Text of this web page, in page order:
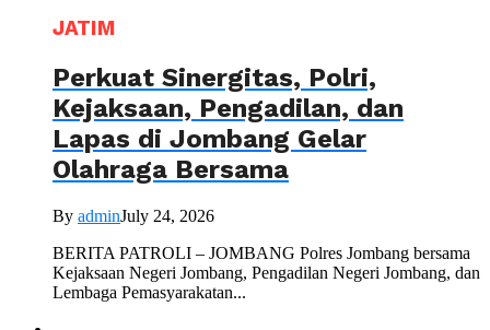
JATIM
Perkuat Sinergitas, Polri,
Kejaksaan, Pengadilan, dan
Lapas di Jombang Gelar
Olahraga Bersama
By adminJuly 24, 2026
BERITA PATROLI – JOMBANG Polres Jombang bersama
Kejaksaan Negeri Jombang, Pengadilan Negeri Jombang, dan
Lembaga Pemasyarakatan...